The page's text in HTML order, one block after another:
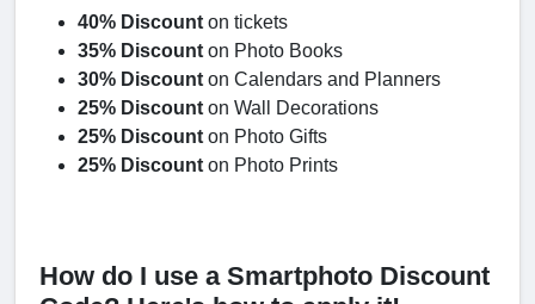
40% Discount on tickets
35% Discount on Photo Books
30% Discount on Calendars and Planners
25% Discount on Wall Decorations
25% Discount on Photo Gifts
25% Discount on Photo Prints
How do I use a Smartphoto Discount